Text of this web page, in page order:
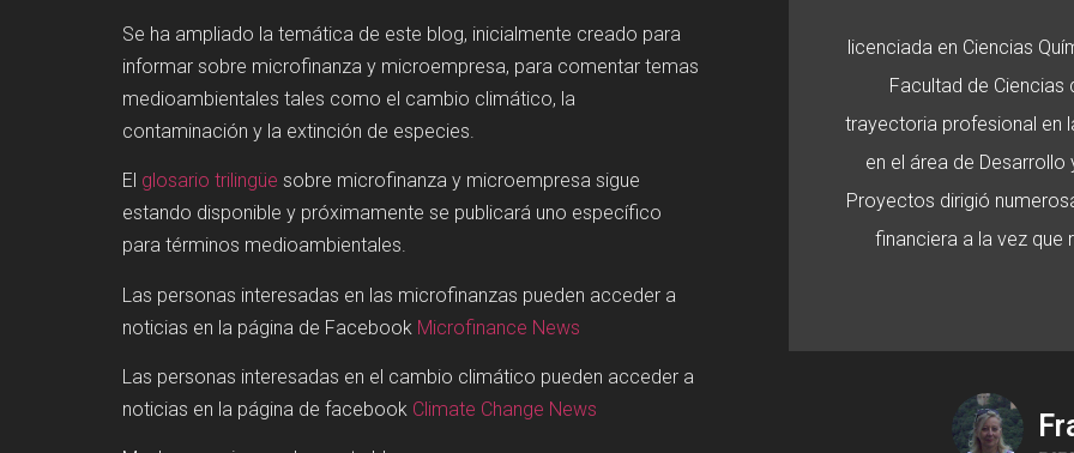
Se ha ampliado la temática de este blog, inicialmente creado para
informar sobre microfinanza y microempresa, para comentar temas
medioambientales tales como el cambio climático, la
contaminación y la extinción de especies.
El glosario trilingüe sobre microfinanza y microempresa sigue
estando disponible y próximamente se publicará uno específico
para términos medioambientales.
Las personas interesadas en las microfinanzas pueden acceder a
noticias en la página de Facebook Microfinance News
Las personas interesadas en el cambio climático pueden acceder a
noticias en la página de facebook Climate Change News
licenciada en Ciencias
Facultad de Ciencias
trayectoria profesional en
en el área de
Proyectos dirigió
financiera a la vez que